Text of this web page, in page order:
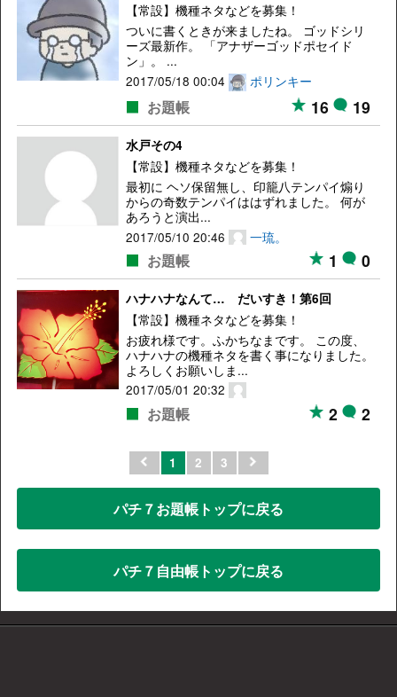
【常設】機種ネタなどを募集！
ついに書くときが来ましたね。 ゴッドシリ
ーズ最新作。 「アナザーゴッドポセイド
ン」。 ...
2017/05/18 00:04
ポリンキー
お題帳 16 19
水戸その4
【常設】機種ネタなどを募集！
最初に ヘソ保留無し、印籠八テンパイ煽り
からの奇数テンパイははずれました。 何が
あろうと演出...
2017/05/10 20:46
一琉。
お題帳 1 0
ハナハナなんて… だいすき！第6回
【常設】機種ネタなどを募集！
お疲れ様です。ふかちなまです。 この度、
ハナハナの機種ネタを書く事になりました。
よろしくお願いしま...
2017/05/01 20:32
お題帳 2 2
1 2 3
パチ７お題帳トップに戻る
パチ７自由帳トップに戻る